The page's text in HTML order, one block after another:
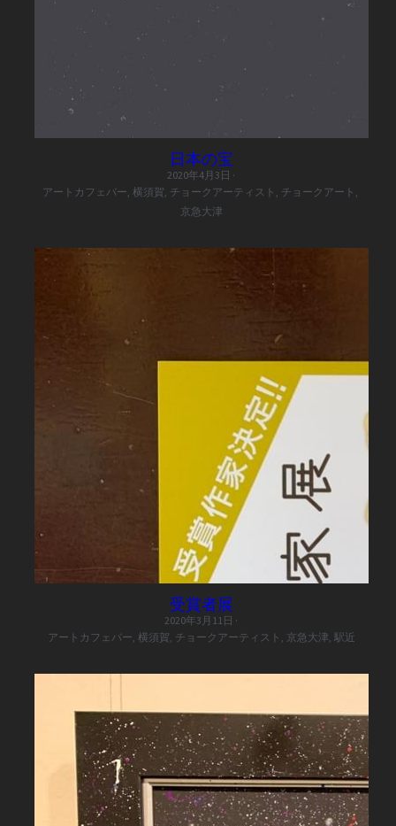
日本の宝
2020年4月3日 ·
アートカフェバー, 横須賀, チョークアーティスト, チョークアート,
京急大津
受賞者展
2020年3月11日 ·
アートカフェバー, 横須賀, チョークアーティスト, 京急大津, 駅近